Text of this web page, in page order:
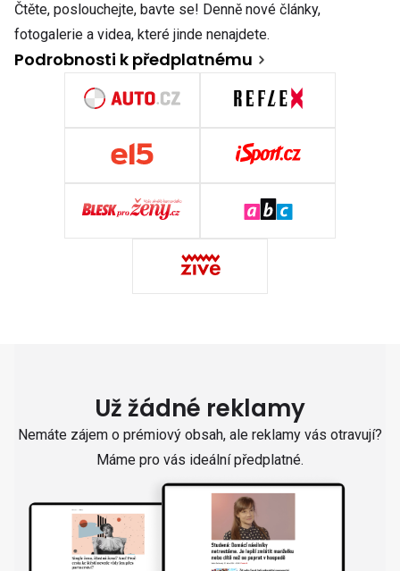
Čtěte, poslouchejte, bavte se! Denně nové články,
fotogalerie a videa, které jinde nenajdete.
Podrobnosti k předplatnému
Už žádné reklamy
Nemáte zájem o prémiový obsah, ale reklamy vás otravují?
Máme pro vás ideální předplatné.